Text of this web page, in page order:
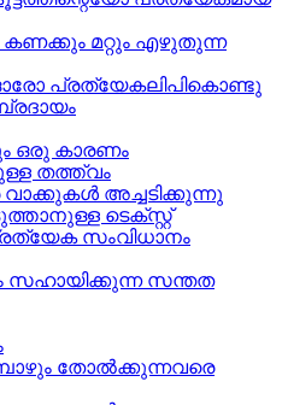
മറ്റും എഴുതുന്ന
പ്രത്യേകലിപികൊണ്ടു
ഒരു കാരണം
തത്ത്വം
അച്ചടിക്കുന്നു
ടെക്‌സ്റ്റ്‌
സംവിധാനം
സന്തത
തോല്‍ക്കുന്നവരെ